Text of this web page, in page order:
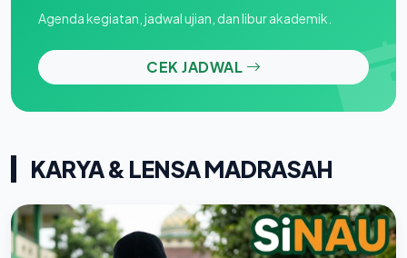
Agenda kegiatan, jadwal ujian, dan libur akademik.
CEK JADWAL
KARYA & LENSA MADRASAH